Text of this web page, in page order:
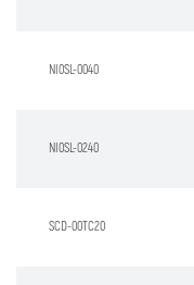
NI0SL-0040
NI0SL-0240
SCD-00TC20